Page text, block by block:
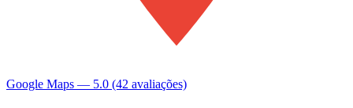
Google Maps — 5.0 (42 avaliações)